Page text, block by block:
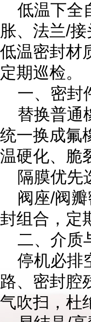
低温下全
胀、法兰/
低温密封材
定期巡检。
一、密封
替换普通
统一换成氟
温硬化、脆
隔膜优先
阀座/阀瓣
封组合，定
二、介质
停机必排
路、密封腔
气吹扫，杜